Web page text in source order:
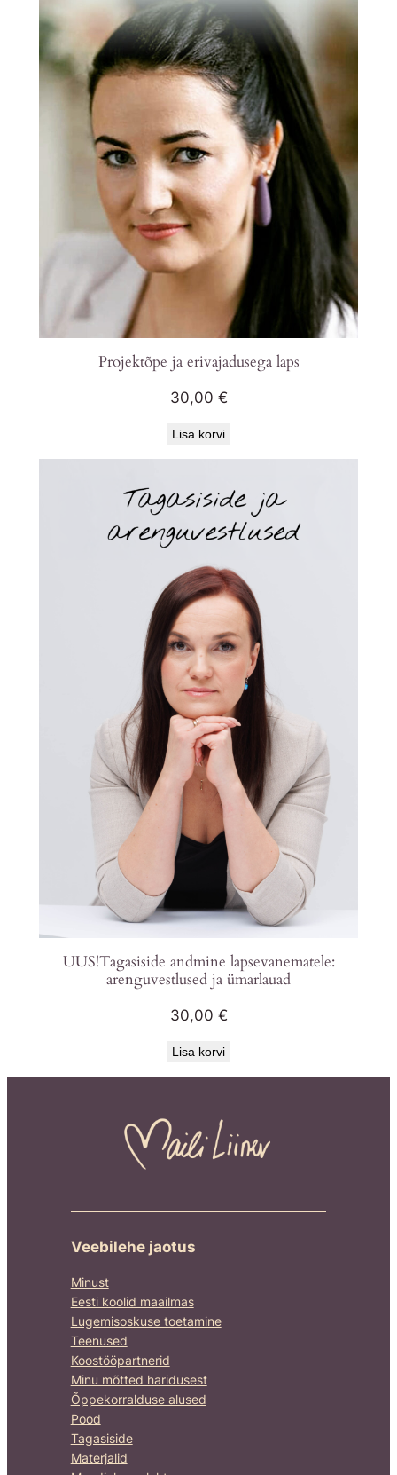
Projektõpe ja erivajadusega laps
30,00 €
Lisa korvi
UUS!Tagasiside andmine lapsevanematele:
arenguvestlused ja ümarlauad
30,00 €
Lisa korvi
Veebilehe jaotus
Minust
Eesti koolid maailmas
Lugemisoskuse toetamine
Teenused
Koostööpartnerid
Minu mõtted haridusest
Õppekorralduse alused
Pood
Tagasiside
Materjalid